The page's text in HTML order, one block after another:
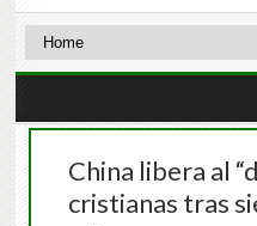
China libera al
cristianas tras